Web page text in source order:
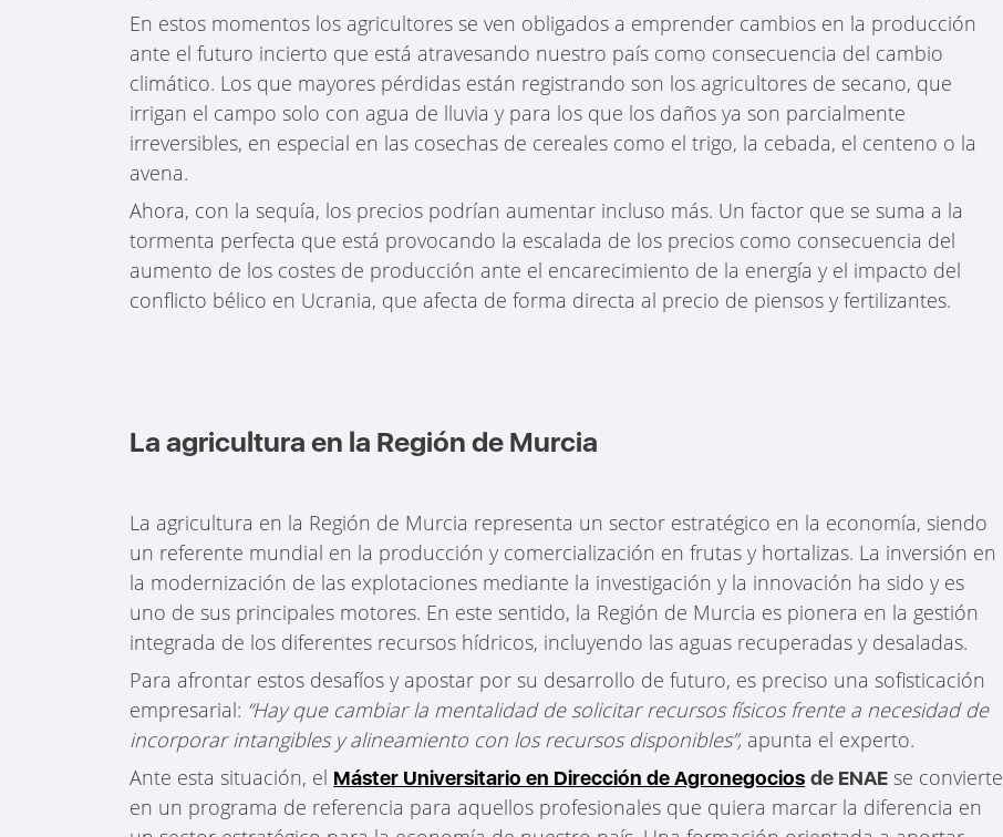
En estos momentos los agricultores se ven obligados a emprender cambios en la producción
ante el futuro incierto que está atravesando nuestro país como consecuencia del cambio
climático. Los que mayores pérdidas están registrando son los agricultores de secano, que
irrigan el campo solo con agua de lluvia y para los que los daños ya son parcialmente
irreversibles, en especial en las cosechas de cereales como el trigo, la cebada, el centeno o la
avena.
Ahora, con la sequía, los precios podrían aumentar incluso más. Un factor que se suma a la
tormenta perfecta que está provocando la escalada de los precios como consecuencia del
aumento de los costes de producción ante el encarecimiento de la energía y el impacto del
conflicto bélico en Ucrania, que afecta de forma directa al precio de piensos y fertilizantes.
La agricultura en la Región de Murcia
La agricultura en la Región de Murcia representa un sector estratégico en la economía, siendo
un referente mundial en la producción y comercialización en frutas y hortalizas. La inversión en
la modernización de las explotaciones mediante la investigación y la innovación ha sido y es
uno de sus principales motores. En este sentido, la Región de Murcia es pionera en la gestión
integrada de los diferentes recursos hídricos, incluyendo las aguas recuperadas y desaladas.
Para afrontar estos desafíos y apostar por su desarrollo de futuro, es preciso una sofisticación
empresarial: “Hay que cambiar la mentalidad de solicitar recursos físicos frente a necesidad de
incorporar intangibles y alineamiento con los recursos disponibles”, apunta el experto.
Ante esta situación, el Máster Universitario en Dirección de Agronegocios de ENAE se convierte
en un programa de referencia para aquellos profesionales que quiera marcar la diferencia en